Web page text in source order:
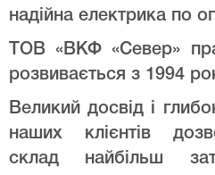
надійна електрика по
ТОВ «ВКФ «Север»
розвивається з 1994
Великий досвід і
наших клієнтів
склад найбільш